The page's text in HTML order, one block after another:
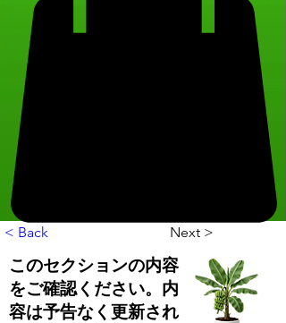
< Back Next >
このセクションの内容
をご確認ください。内
容は予告なく更新され